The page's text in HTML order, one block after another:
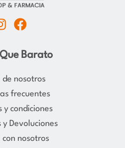
I
s
t
a
r
a
m
F
c
e
b
o
k
Barato
de nosotros
frecuentes
y condiciones
Devoluciones
nosotros